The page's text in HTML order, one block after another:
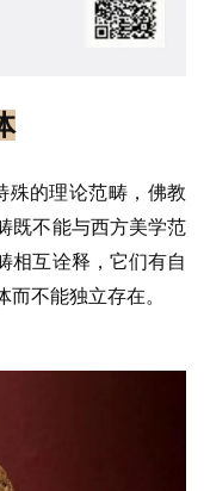
殊的理论范畴，佛教
既不能与西方美学范
相互诠释，它们有自
不能独立存在。